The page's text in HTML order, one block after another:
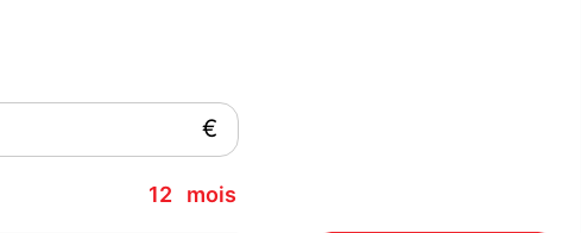
€
12 mois